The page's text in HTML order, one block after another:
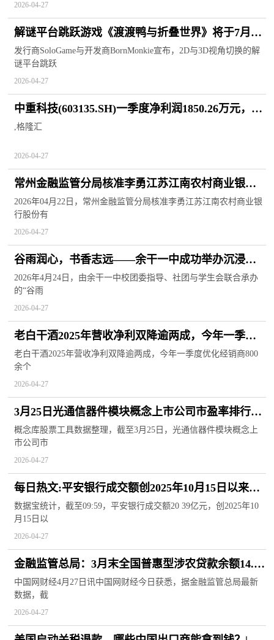
2026-04-27
解谜平台跳跃游戏《渡渡鸭与折叠世界》将于7月24
日发售
发行商SoloGame与开发商BornMonkie宣布，2D与3D视角切换的解
谜平台跳跃
2026-04-27
中重科技(603135.SH)一季度净利润1850.26万元，同
比增长34.85%|焦点快播
,格隆汇
2026-04-27
常州金融监管分局核准李勇江苏江南农村商业银行
股份有限公司副行长任职资格 每日动态
2026年04月22日，常州金融监管分局核准李勇江苏江南农村商业银
行股份有
2026-04-27
谷雨润心，书香志远——余干一中成功举办沉浸式
春日读书分享会
2026年4月24日，由余干一中校团委指导、社团与学生会联合承办
的“谷雨
2026-04-27
老白干酒2025年营收净利双降逾两成，今年一季度
优化经销商800余个 最新消息
老白干酒2025年营收净利双降逾两成，今年一季度优化经销商800
余个
2026-04-27
3月25日光通信器件模块概念上市公司市盈率排行榜
一览
概念库股票工具数据整理，截至3月25日，光通信器件模块概念上
市公司市
2026-04-27
每日热文:平安银行成交额创2025年10月15日以来新
高
数据宝统计，截至09:59，平安银行成交额20 39亿元，创2025年10
月15日以
2026-04-27
金融监管总局：3月末全国普惠型涉农贷款余额14.96
万亿元 同比增长9.47% 新消息
中国网财经4月27日讯中国网财经今日获悉，据金融监管总局最新
数据，截
2026-04-27